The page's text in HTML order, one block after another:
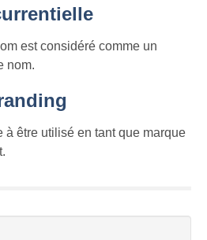
est considéré comme un
nom.
à être utilisé en tant que marque